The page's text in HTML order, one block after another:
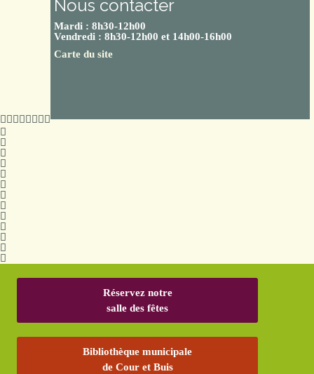
Nous contacter
Mardi : 8h30-12h00
Vendredi : 8h30-12h00 et 14h00-16h00
Carte du site
Réservez notre
salle des fêtes
Bibliothèque municipale
de Cour et Buis